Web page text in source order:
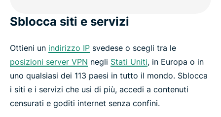
Sblocca siti e servizi
Ottieni un indirizzo IP svedese o scegli tra le
posizioni server VPN negli Stati Uniti, in Europa o in
uno qualsiasi dei 113 paesi in tutto il mondo. Sblocca
i siti e i servizi che usi di più, accedi a contenuti
censurati e goditi internet senza confini.